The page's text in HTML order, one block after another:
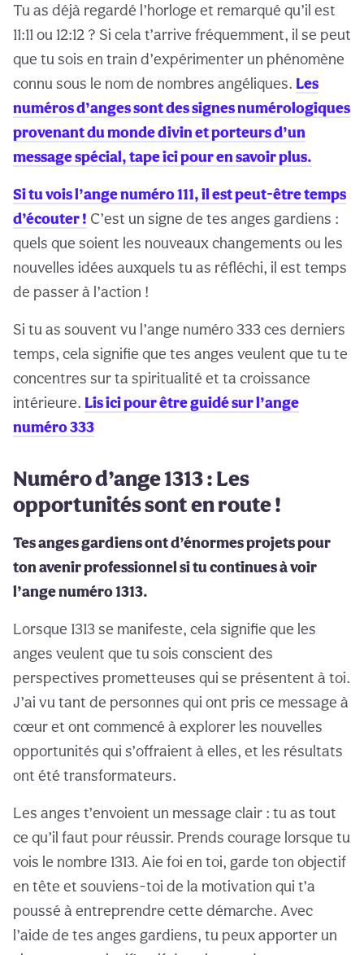
Tu as déjà regardé l’horloge et remarqué qu’il est
11:11 ou 12:12 ? Si cela t’arrive fréquemment, il se peut
que tu sois en train d’expérimenter un phénomène
connu sous le nom de nombres angéliques. Les
numéros d’anges sont des signes numérologiques
provenant du monde divin et porteurs d’un
message spécial, tape ici pour en savoir plus.
Si tu vois l’ange numéro 111, il est peut-être temps
d’écouter ! C’est un signe de tes anges gardiens :
quels que soient les nouveaux changements ou les
nouvelles idées auxquels tu as réfléchi, il est temps
de passer à l’action !
Si tu as souvent vu l’ange numéro 333 ces derniers
temps, cela signifie que tes anges veulent que tu te
concentres sur ta spiritualité et ta croissance
intérieure. Lis ici pour être guidé sur l’ange
numéro 333
Numéro d’ange 1313 : Les
opportunités sont en route !
Tes anges gardiens ont d’énormes projets pour
ton avenir professionnel si tu continues à voir
l’ange numéro 1313.
Lorsque 1313 se manifeste, cela signifie que les
anges veulent que tu sois conscient des
perspectives prometteuses qui se présentent à toi.
J’ai vu tant de personnes qui ont pris ce message à
cœur et ont commencé à explorer les nouvelles
opportunités qui s’offraient à elles, et les résultats
ont été transformateurs.
Les anges t’envoient un message clair : tu as tout
ce qu’il faut pour réussir. Prends courage lorsque tu
vois le nombre 1313. Aie foi en toi, garde ton objectif
en tête et souviens-toi de la motivation qui t’a
poussé à entreprendre cette démarche. Avec
l’aide de tes anges gardiens, tu peux apporter un